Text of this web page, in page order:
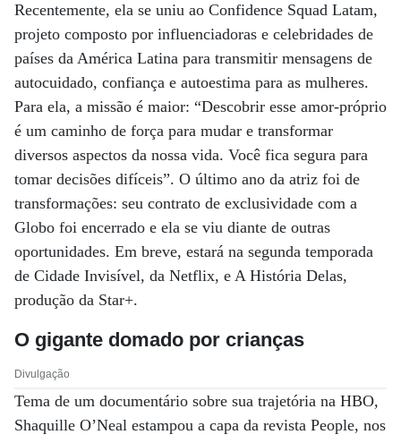
Recentemente, ela se uniu ao Confidence Squad Latam,
projeto composto por influenciadoras e celebridades de
países da América Latina para transmitir mensagens de
autocuidado, confiança e autoestima para as mulheres.
Para ela, a missão é maior: “Descobrir esse amor-próprio
é um caminho de força para mudar e transformar
diversos aspectos da nossa vida. Você fica segura para
tomar decisões difíceis”. O último ano da atriz foi de
transformações: seu contrato de exclusividade com a
Globo foi encerrado e ela se viu diante de outras
oportunidades. Em breve, estará na segunda temporada
de Cidade Invisível, da Netflix, e A História Delas,
produção da Star+.
O gigante domado por crianças
Divulgação
Tema de um documentário sobre sua trajetória na HBO,
Shaquille O’Neal estampou a capa da revista People, nos